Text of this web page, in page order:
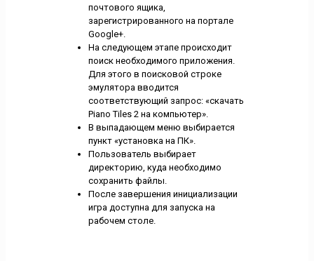
почтового ящика,
зарегистрированного на портале
Google+.
На следующем этапе происходит
поиск необходимого приложения.
Для этого в поисковой строке
эмулятора вводится
соответствующий запрос: «скачать
Piano Tiles 2 на компьютер».
В выпадающем меню выбирается
пункт «установка на ПК».
Пользователь выбирает
директорию, куда необходимо
сохранить файлы.
После завершения инициализации
игра доступна для запуска на
рабочем столе.